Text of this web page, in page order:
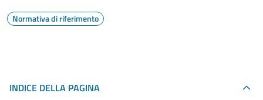
Normativa di riferimento
INDICE DELLA PAGINA